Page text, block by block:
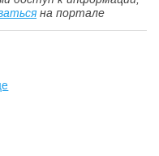
на портале